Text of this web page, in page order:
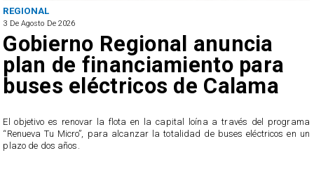
REGIONAL
3 De Agosto De 2026
Gobierno Regional anuncia
plan de financiamiento para
buses eléctricos de Calama
El objetivo es renovar la flota en la capital loína a través del programa
“Renueva Tu Micro”, para alcanzar la totalidad de buses eléctricos en un
plazo de dos años.